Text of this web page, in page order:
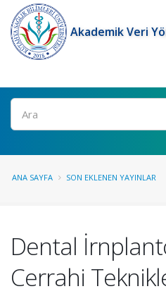
Akademik Veri
Ara
ANA SAYFA SON EKLENEN YAYINLAR
Dental
Cerrahi